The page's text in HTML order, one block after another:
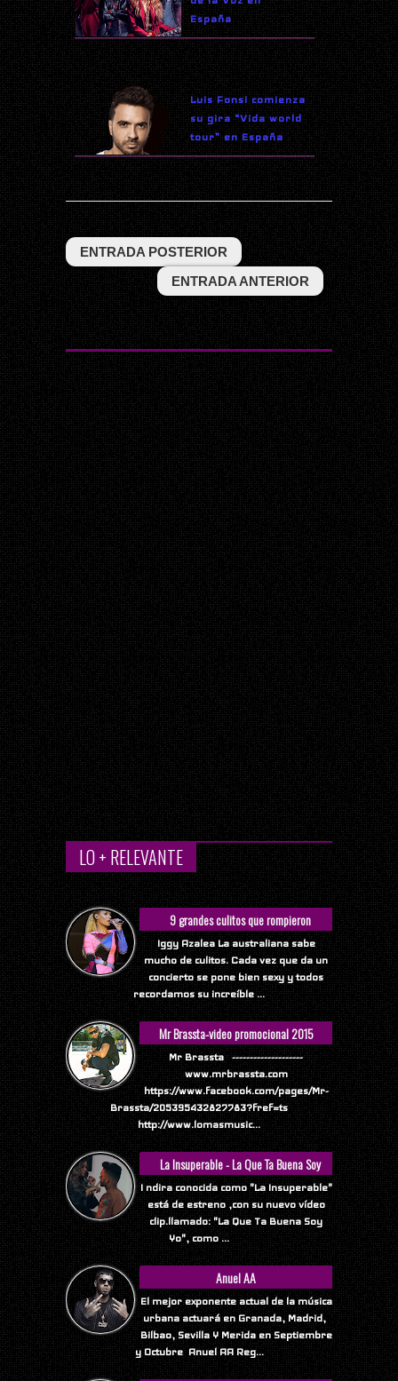
España
Luis Fonsi comienza
su gira “Vida world
tour” en España
ENTRADA POSTERIOR
ENTRADA ANTERIOR
LO + RELEVANTE
9 grandes culitos que rompieron
Internet
Iggy Azalea La australiana sabe
mucho de culitos. Cada vez que da un
concierto se pone bien sexy y todos
recordamos su increíble ...
Mr Brassta-video promocional 2015
Mr Brassta --------------------
www.mrbrassta.com
https://www.facebook.com/pages/Mr-
Brassta/205395432827783?fref=ts
http://www.lomasmusic...
La Insuperable - La Que Ta Buena Soy
Yo
I ndira conocida como "La Insuperable"
está de estreno ,con su nuevo vídeo
clip.llamado: "La Que Ta Buena Soy
Yo", como ...
Anuel AA
El mejor exponente actual de la música
urbana actuará en Granada, Madrid,
Bilbao, Sevilla Y Merida en Septiembre
y Octubre Anuel AA Reg...